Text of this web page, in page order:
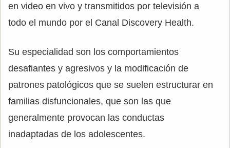
en video en vivo y transmitidos por televisión a
todo el mundo por el Canal Discovery Health.
Su especialidad son los comportamientos
desafiantes y agresivos y la modificación de
patrones patológicos que se suelen estructurar en
familias disfuncionales, que son las que
generalmente provocan las conductas
inadaptadas de los adolescentes.